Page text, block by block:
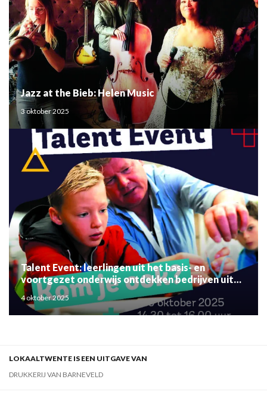
Jazz at the Bieb: Helen Music
3 oktober 2025
Talent Event: leerlingen uit het basis- en
voortgezet onderwijs ontdekken bedrijven uit
de regio
4 oktober 2025
LOKAALTWENTE IS EEN UITGAVE VAN
DRUKKERIJ VAN BARNEVELD